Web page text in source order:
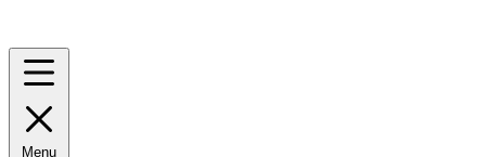
Menu